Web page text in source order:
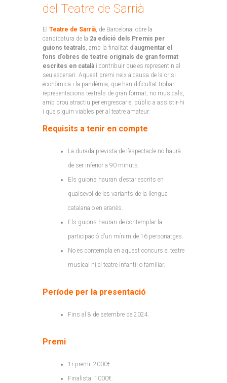
del Teatre de Sarrià
El Teatre de Sarrià , de Barcelona, obre la
candidatura de la 2a edició dels Premis per
guions teatrals , amb la finalitat d’augmentar el
fons d’obres de teatre originals de gran format
escrites en català i contribuir que es representin al
seu escenari. Aquest premi neix a causa de la crisi
econòmica i la pandèmia, que han dificultat trobar
representacions teatrals de gran format, no musicals,
amb prou atractiu per engrescar el públic a assistir-hi
i que siguin viables per al teatre amateur.
Requisits a tenir en compte
La durada prevista de l’espectacle no haurà
de ser inferior a 90 minuts.
Els guions hauran d’estar escrits en
qualsevol de les variants de la llengua
catalana o en aranès.
Els guions hauran de contemplar la
participació d’un mínim de 16 personatges.
No es contempla en aquest concurs el teatre
musical ni el teatre infantil o familiar.
Període per la presentació
Fins al 8 de setembre de 2024.
Premi
1r premi: 2000€.
Finalista: 1000€.